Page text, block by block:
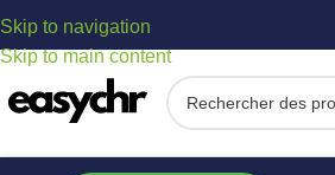
Skip to navigation
Skip to main content